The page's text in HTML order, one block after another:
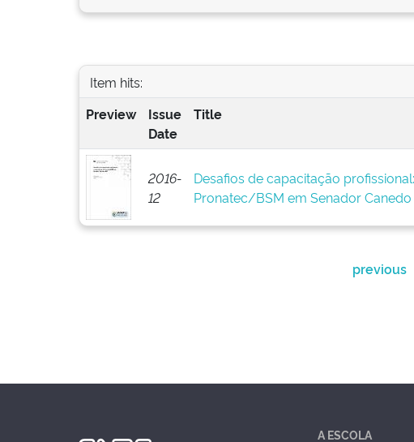
Item hits:
Preview
Issue
Date
Title
2016-
12
Desafios de capacitação
Pronatec/BSM em Senador Canedo
previous
A ESCOLA